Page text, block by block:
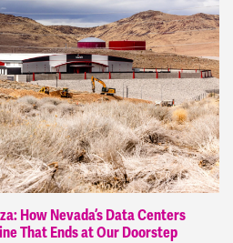
How Nevada’s Data Centers
That Ends at Our Doorstep